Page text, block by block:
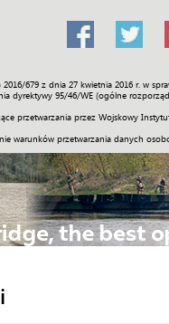
679 z dnia 27 kwietnia 2016 r.
dyrektywy 95/46/WE (ogólne
przetwarzania przez Wojskowy
warunków przetwarzania danych
Społeczność Sport